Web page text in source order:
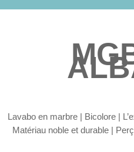
Lavabo en marbre | Bicolore |
Matériau noble et durable |